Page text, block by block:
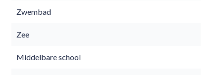
Zwembad
Zee
Middelbare school